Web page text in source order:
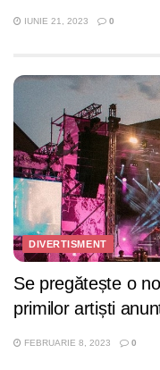
IUNIE 21, 2023 0
DIVERTISMENT
Se pregătește o
primilor artiști
FEBRUARIE 8, 2023 0